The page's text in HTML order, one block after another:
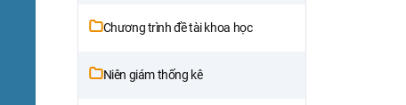
Chương trình đề tài khoa học
Niên giám thống kê